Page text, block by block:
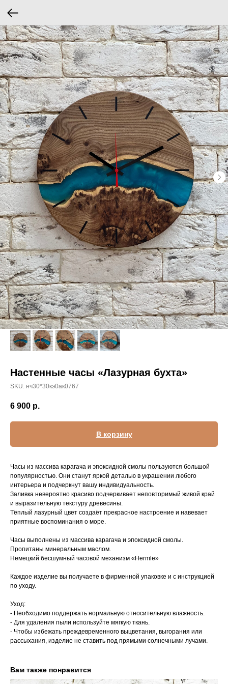
Настенные часы «Лазурная бухта»
SKU: нч30*30кэ0ак0767
6 900 р.
В корзину
Часы из массива карагача и эпоксидной смолы пользуются большой
популярностью. Они станут яркой деталью в украшении любого
интерьера и подчеркнут вашу индивидуальность.
Заливка невероятно красиво подчеркивает неповторимый живой край
и выразительную текстуру древесины.
Тёплый лазурный цвет создаёт прекрасное настроение и навевает
приятные воспоминания о море.
Часы выполнены из массива карагача и эпоксидной смолы.
Пропитаны минеральным маслом.
Немецкий бесшумный часовой механизм «Hermle»
Каждое изделие вы получаете в фирменной упаковке и с инструкцией
по уходу.
Уход:
⁃ Необходимо поддержать нормальную относительную влажность.
⁃ Для удаления пыли используйте мягкую ткань.
⁃ Чтобы избежать преждевременного выцветания, выгорания или
рассыхания, изделие не ставить под прямыми солнечными лучами.
Вам также понравится